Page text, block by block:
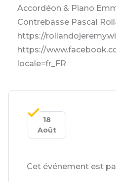
Accordéon & Piano
Contrebasse Pascal
https://
https://
locale=fr_FR
18
Août
Cet événement est